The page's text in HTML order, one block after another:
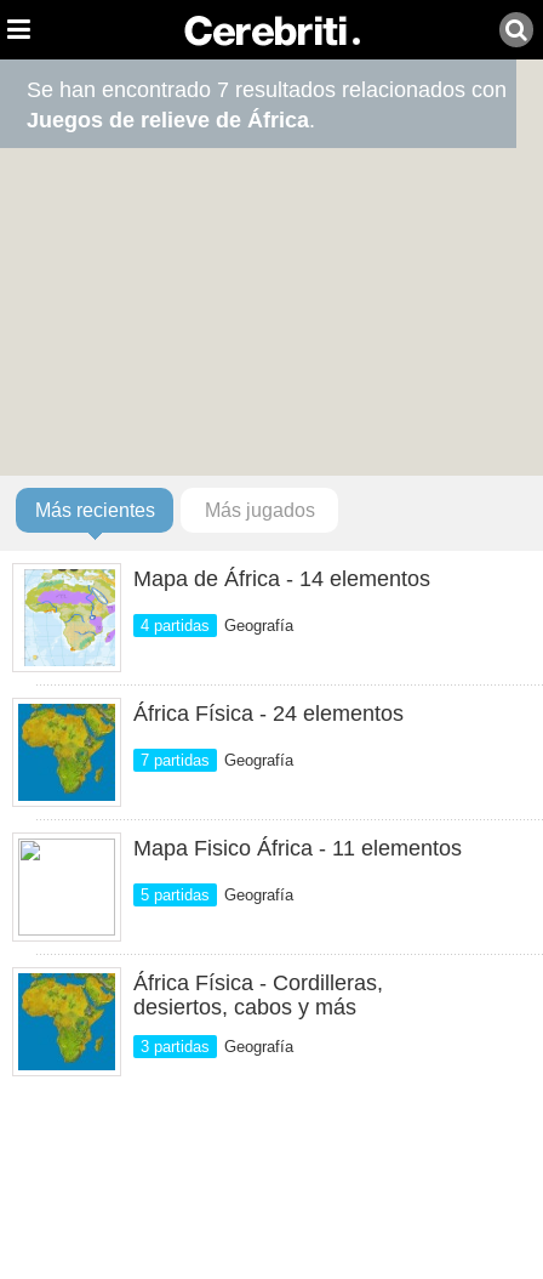
Se han encontrado 7 resultados relacionados con
Juegos de relieve de África.
Más recientes Más jugados
Mapa de África - 14 elementos
4 partidas Geografía
África Física - 24 elementos
7 partidas Geografía
Mapa Fisico África - 11 elementos
5 partidas Geografía
África Física - Cordilleras,
desiertos, cabos y más
3 partidas Geografía